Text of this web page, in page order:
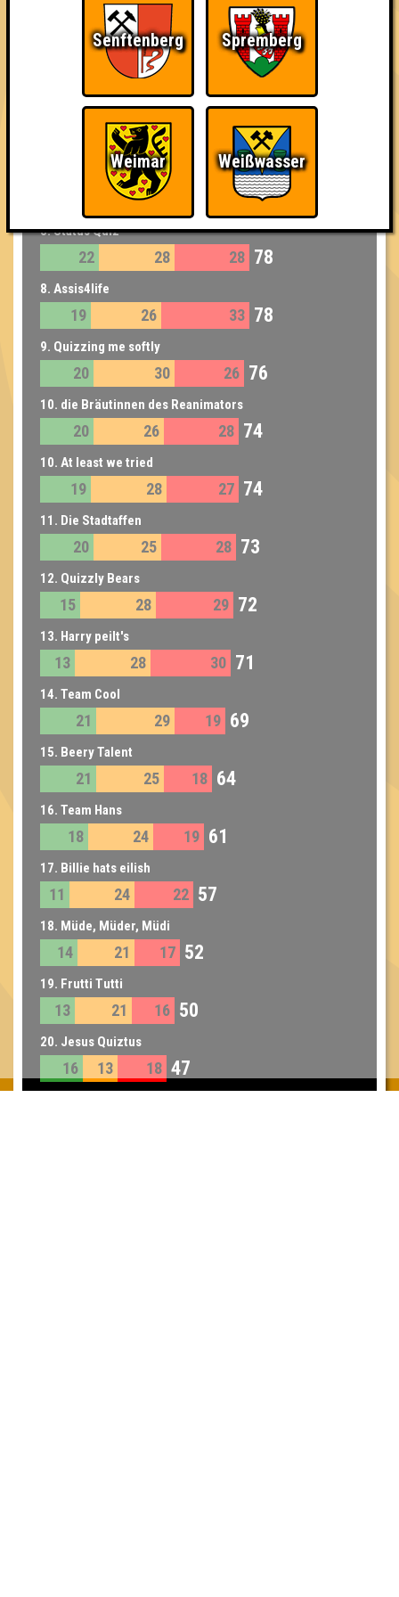
24 28 31 83
6. Quiztina Aguilera
27 81
6. Ice Ice Babies
30 29 81
7. Heinemänner
26 79
8. Status Quiz
22 28 28 78
8. Assis4life
19 26 33 78
9. Quizzing me softly
20 30 26 76
10. die Bräutinnen des Reanimators
20 26 28 74
10. At least we tried
19 28 27 74
11. Die Stadtaffen
20 25 28 73
12. Quizzly Bears
15 28 29 72
13. Harry peilt's
13 28 30 71
14. Team Cool
21 29 19 69
15. Beery Talent
21 25 18 64
16. Team Hans
18 24 19 61
17. Billie hats eilish
11 24 22 57
18. Müde, Müder, Müdi
14 21 17 52
19. Frutti Tutti
13 21 16 50
20. Jesus Quiztus
16 13 18 47
Senftenberg Spremberg
Weimar Weißwasser